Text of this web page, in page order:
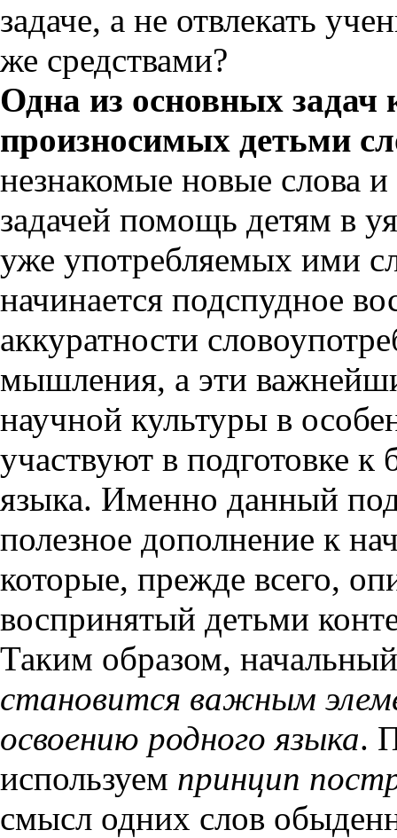
задаче, а не отвлекать
же средствами?
Одна из основных задач
произносимых детьми
незнакомые новые слова
задачей помощь детям в
уже употребляемых ими
начинается подспудное
аккуратности
мышления, а эти
научной культуры в
участвуют в подготовке
языка. Именно данный
полезное дополнение к
которые, прежде всего,
воспринятый детьми
Таким образом,
становится важным
освоению родного языка.
используем принцип
смысл одних слов